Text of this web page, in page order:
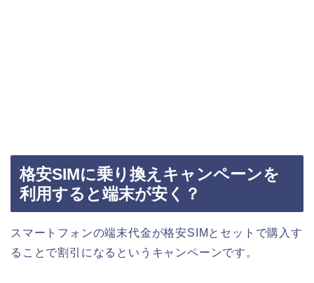
格安SIMに乗り換えキャンペーンを
利用すると端末が安く？
スマートフォンの端末代金が格安SIMとセットで購入す
ることで割引になるというキャンペーンです。